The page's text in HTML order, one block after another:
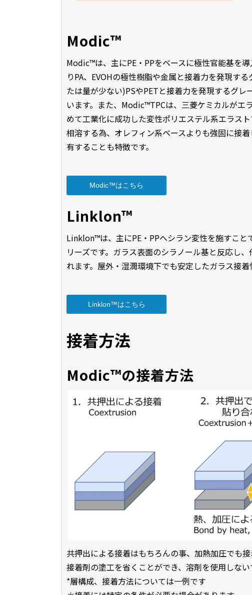
Modic™
Modic™は、主にPE・PPをベースに極性官能基を
りPA、EVOHの極性樹脂や金属と接着力を発現す
たは量が少ない)PSやPETと接着力を発現するグ
います。また、Modic™TPCは、三菱ケミカルがエ
めて工業化に成功した変性ポリエステル系エラス
相溶する為、オレフィン系ベースよりも強固に接
有することも特徴です。
Modic™はこちら
Linklon™
Linklon™は、主にPE・PPへシラン変性を施すこ
リーズです。ガラス表面のシラノール基と反応し
れます。屋外・湿潤環境下でも安定したガラス接着
Linklon™はこちら
接着方法
Modic™の接着方法
共押出による接着はもちろんの事、加熱加圧でも接
接着剤の塗工を省くことができ、溶剤を使用しない
*層構成、接着方法については一例です